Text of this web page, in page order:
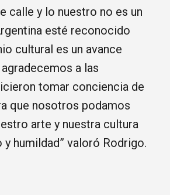
calle y lo nuestro no es un
esté reconocido
cultural es un avance
a las
tomar conciencia de
que nosotros podamos
arte y nuestra cultura
humildad” valoró Rodrigo.